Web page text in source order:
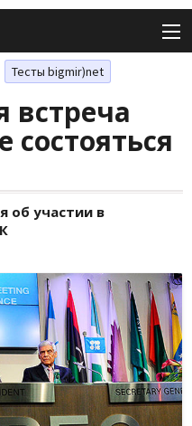
Тесты bigmir)net
встреча
об участии в